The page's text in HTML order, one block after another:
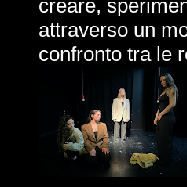
creare,
attraverso un
confronto tra le